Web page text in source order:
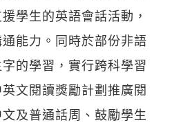
學生的英語會話活動，
能力。同時於部份非語
的學習，實行跨科學習
文閱讀獎勵計劃推廣閱
及普通話周、鼓勵學生